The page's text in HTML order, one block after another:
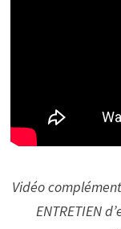
Vidéo
ENTRETIEN